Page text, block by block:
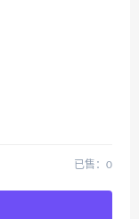
已售：0